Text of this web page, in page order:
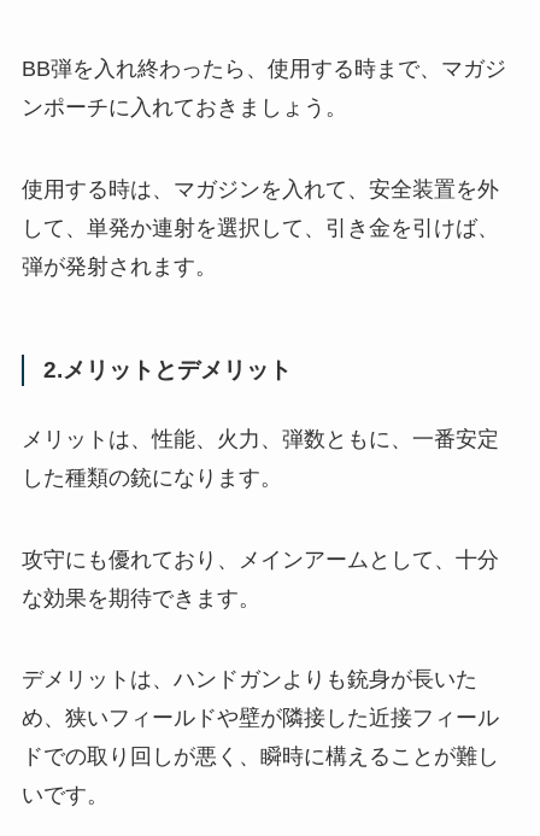
BB弾を入れ終わったら、使用する時まで、マガジ
ンポーチに入れておきましょう。
使用する時は、マガジンを入れて、安全装置を外
して、単発か連射を選択して、引き金を引けば、
弾が発射されます。
2.メリットとデメリット
メリットは、性能、火力、弾数ともに、一番安定
した種類の銃になります。
攻守にも優れており、メインアームとして、十分
な効果を期待できます。
デメリットは、ハンドガンよりも銃身が長いた
め、狭いフィールドや壁が隣接した近接フィール
ドでの取り回しが悪く、瞬時に構えることが難し
いです。